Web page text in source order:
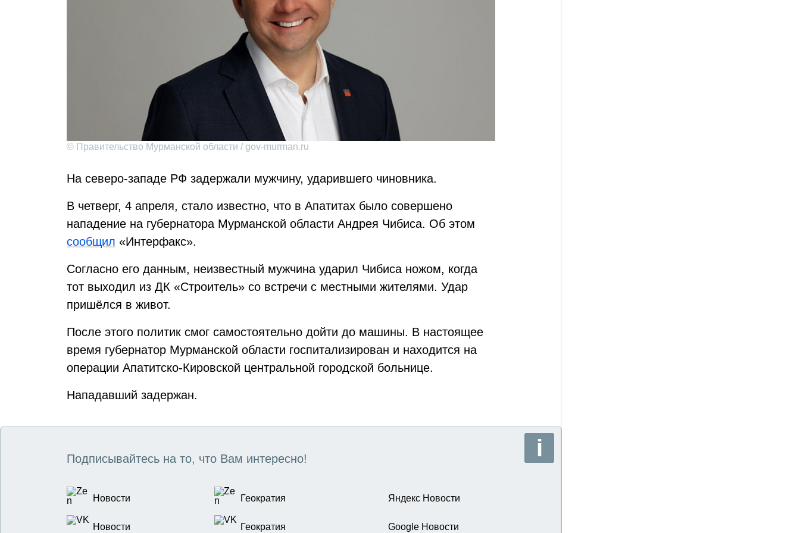
© Правительство Мурманской области / gov-murman.ru
На северо-западе РФ задержали мужчину, ударившего чиновника.
В четверг, 4 апреля, стало известно, что в Апатитах было совершено
нападение на губернатора Мурманской области Андрея Чибиса. Об этом
сообщил «Интерфакс».
Согласно его данным, неизвестный мужчина ударил Чибиса ножом, когда
тот выходил из ДК «Строитель» со встречи с местными жителями. Удар
пришёлся в живот.
После этого политик смог самостоятельно дойти до машины. В настоящее
время губернатор Мурманской области госпитализирован и находится на
операции Апатитско-Кировской центральной городской больнице.
Нападавший задержан.
Подписывайтесь на то, что Вам интересно!
Новости Геократия Яндекс Новости
Новости Геократия Google Новости